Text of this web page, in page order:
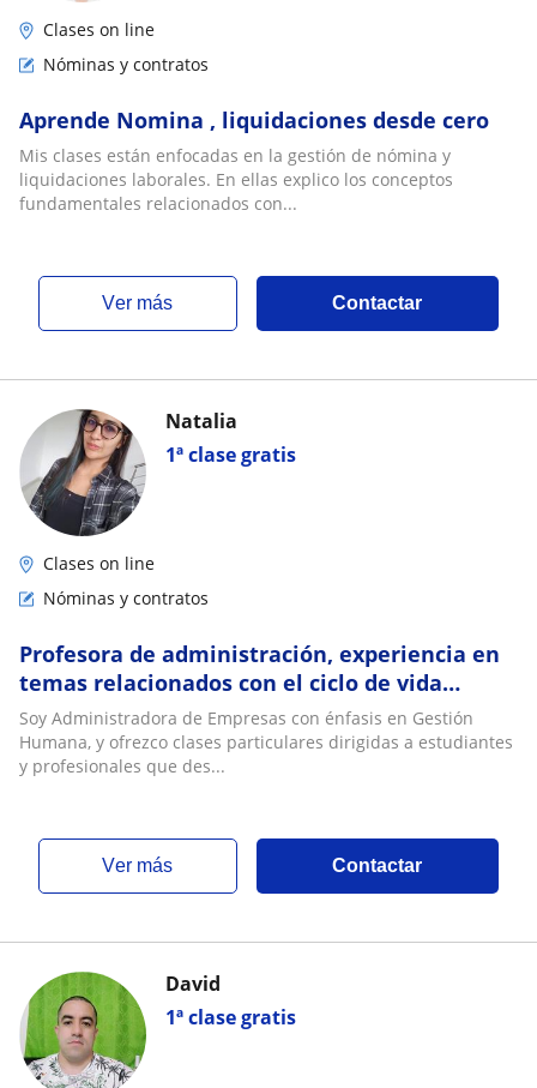
Clases on line
Nóminas y contratos
Aprende Nomina , liquidaciones desde cero
Mis clases están enfocadas en la gestión de nómina y
liquidaciones laborales. En ellas explico los conceptos
fundamentales relacionados con...
ver más Contactar
1ª clase gratis
Natalia
Clases on line
Nóminas y contratos
Profesora de administración, experiencia en
temas relacionados con el ciclo de vida
laboral
Soy Administradora de Empresas con énfasis en Gestión
Humana, y ofrezco clases particulares dirigidas a estudiantes
y profesionales que des...
ver más Contactar
1ª clase gratis
David